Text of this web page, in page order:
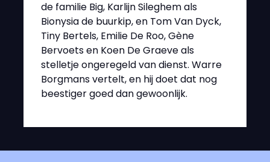
de familie Big, Karlijn Sileghem als
Bionysia de buurkip, en Tom Van Dyck,
Tiny Bertels, Emilie De Roo, Gène
Bervoets en Koen De Graeve als
stelletje ongeregeld van dienst. Warre
Borgmans vertelt, en hij doet dat nog
beestiger goed dan gewoonlijk.